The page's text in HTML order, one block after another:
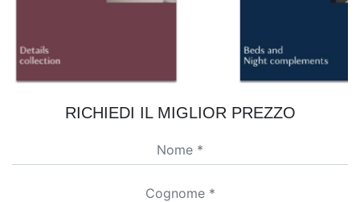
RICHIEDI IL MIGLIOR PREZZO